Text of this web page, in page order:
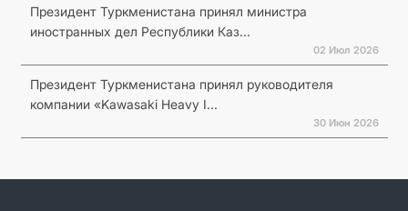
Президент Туркменистана принял министра
иностранных дел Республики Каз...
02 Июл 2026
Президент Туркменистана принял руководителя
компании «Kawasaki Heavy I...
30 Июн 2026